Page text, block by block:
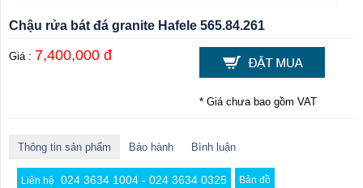
Chậu rửa bát đá granite Hafele 565.84.261
Giá : 7,400,000 đ
* Giá chưa bao gồm VAT
Thông tin sản phẩm Bảo hành Bình luận
Liên hệ 024 3634 1004 - 024 3634 0325 Bản đồ